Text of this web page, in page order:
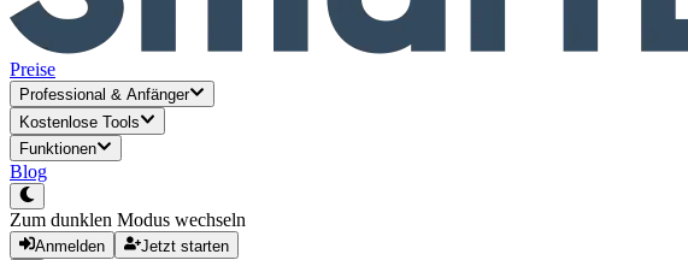
Preise
Professional & Anfänger
Kostenlose Tools
Funktionen
Blog
Zum dunklen Modus wechseln
Anmelden Jetzt starten